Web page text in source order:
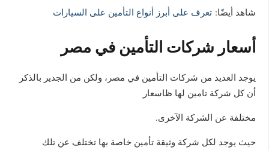
شاهد أيضًا:تعرف على أبرز أنواع التأمين على السيارات
أسعار شركات التأمين في مصر
يوجد العديد من شركات التأمين في مصر، ولكن من الجدير بالذكر
أن كل شركة تامين لها ظاسعار
مختلفة عن الشركة الآخرى.
حيث يوجد لكل شركة وثيقة تأمين خاصة بها تختلف عن تلك